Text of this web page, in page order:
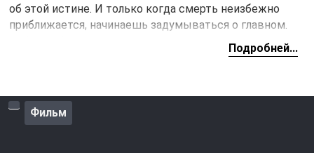
об этой истине. И только когда смерть неизбежно
приближается, начинаешь задумываться о главном.
» развиваются в
середине прошлого века, четверо незнакомых людей
поскольку у всех остались важные дела, которые они
так и не успели сделать.
Подробней...
Фильм